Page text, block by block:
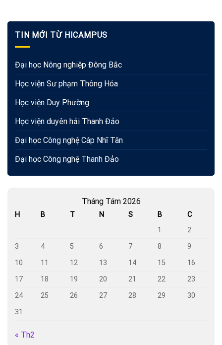
TIN MỚI TỪ HICAMPUS
Đại học Nông nghiệp Đông Bắc
Học viện Sư phạm Thông Hóa
Học viện Duy Phường
Học viện duyên hải Thanh Đảo
Đại học Công nghệ Cáp Nhĩ Tân
Đại học Công nghệ Thanh Đảo
Tháng Tám 2026
H B T N S B
C
1
2
3
4 5 6 7 8
9
10
11 12 13 14 15
16
17
18 19 20 21 22
23
24
25 26 27 28 29
30
31
« Th2